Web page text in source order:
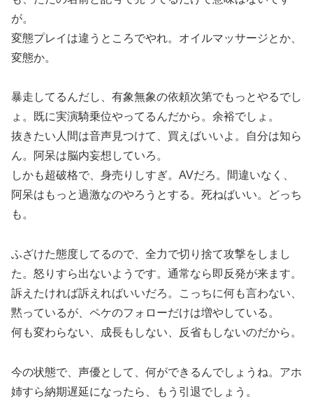
が。
変態プレイは違うところでやれ。オイルマッサージとか、
変態か。
暴走してるんだし、有象無象の依頼次第でもっとやるでし
ょ。既に実演騎乗位やってるんだから。余裕でしょ。
抜きたい人間は音声見つけて、買えばいいよ。自分は知ら
ん。阿呆は脳内妄想していろ。
しかも超破格で、身売りしすぎ。AVだろ。間違いなく、
阿呆はもっと過激なのやろうとする。死ねばいい。どっち
も。
ふざけた態度してるので、全力で切り捨て攻撃をしまし
た。怒りすら出ないようです。通常なら即反発が来ます。
訴えたければ訴えればいいだろ。こっちに何も言わない、
黙っているが、ペケのフォローだけは増やしている。
何も変わらない、成長もしない、反省もしないのだから。
今の状態で、声優として、何ができるんでしょうね。アホ
姉すら納期遅延になったら、もう引退でしょう。